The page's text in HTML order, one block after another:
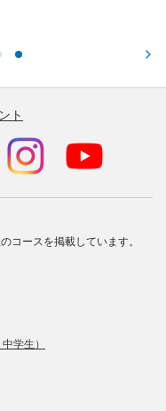
ト
コースを掲載しています。
学生）